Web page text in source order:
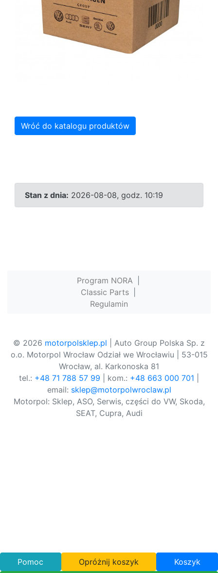
Wróć do katalogu produktów
Stan z dnia: 2026-08-08, godz. 10:19
Program NORA
Classic Parts
Regulamin
© 2026 motorpolsklep.pl | Auto Group Polska Sp. z
o.o. Motorpol Wrocław Odział we Wrocławiu | 53-015
Wrocław, al. Karkonoska 81
tel.: +48 71 788 57 99 | kom.: +48 663 000 701
email: sklep@motorpolwroclaw.pl
Motorpol: Sklep, ASO, Serwis, części do VW, Skoda,
SEAT, Cupra, Audi
Pomoc Opróżnij koszyk Koszyk